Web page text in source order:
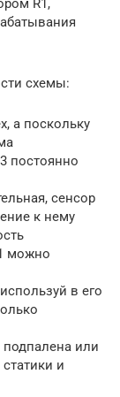
R1,
схемы:
а поскольку
постоянно
сенсор
к нему
можно
в его
или
и